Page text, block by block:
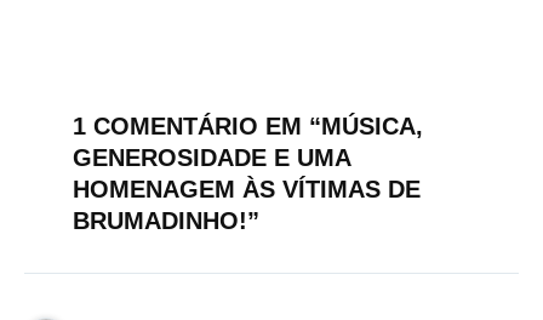
1 COMENTÁRIO EM “MÚSICA,
GENEROSIDADE E UMA
HOMENAGEM ÀS VÍTIMAS DE
BRUMADINHO!”